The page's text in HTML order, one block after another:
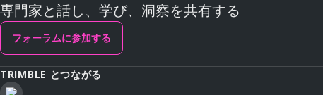
専門家と話し、学び、洞察を共有する
フォーラムに参加する
TRIMBLE とつながる